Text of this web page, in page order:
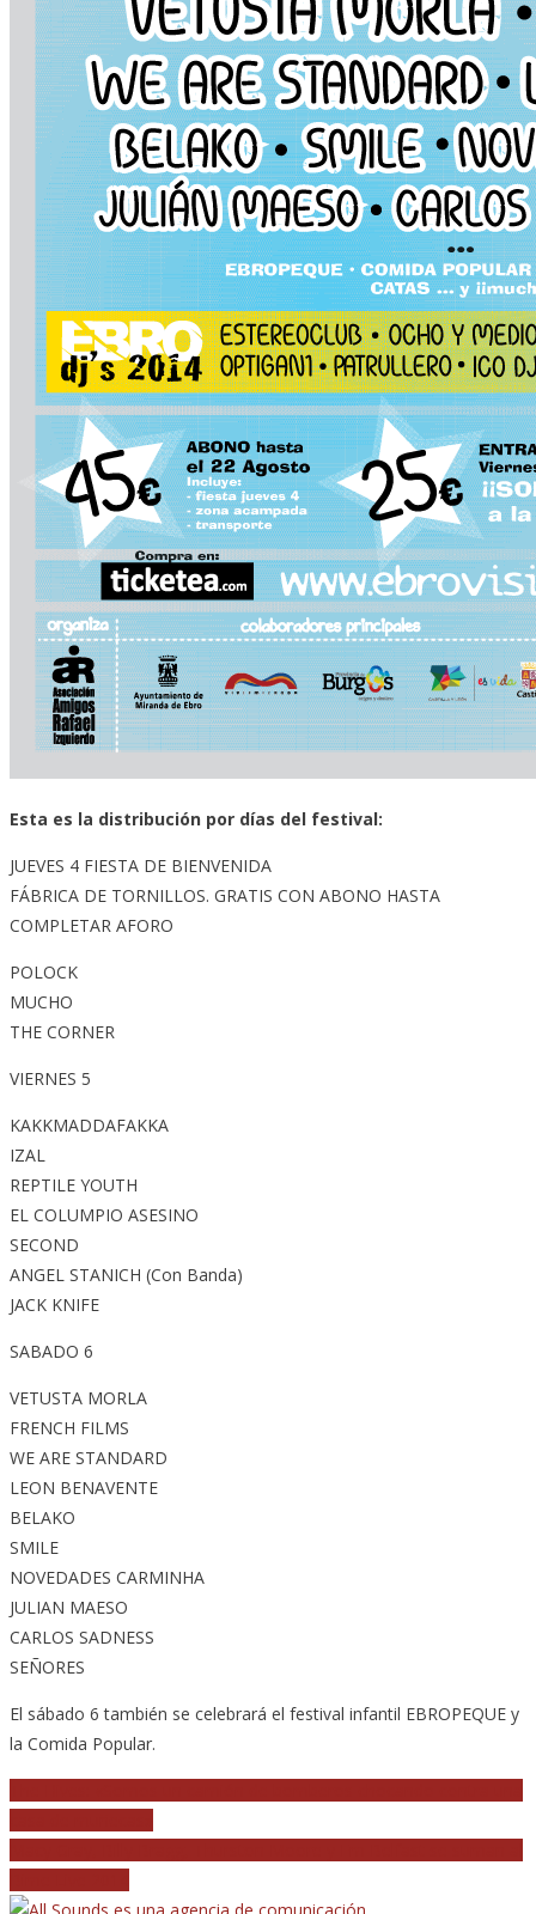
Esta es la distribución por días del festival:
JUEVES 4 FIESTA DE BIENVENIDA
FÁBRICA DE TORNILLOS. GRATIS CON ABONO HASTA
COMPLETAR AFORO
POLOCK
MUCHO
THE CORNER
VIERNES 5
KAKKMADDAFAKKA
IZAL
REPTILE YOUTH
EL COLUMPIO ASESINO
SECOND
ANGEL STANICH (Con Banda)
JACK KNIFE
SABADO 6
VETUSTA MORLA
FRENCH FILMS
WE ARE STANDARD
LEON BENAVENTE
BELAKO
SMILE
NOVEDADES CARMINHA
JULIAN MAESO
CARLOS SADNESS
SEÑORES
El sábado 6 también se celebrará el festival infantil EBROPEQUE y
la Comida Popular.
de
entradas